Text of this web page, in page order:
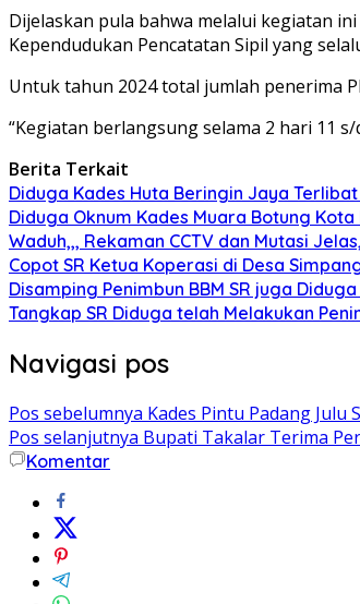
Dijelaskan pula bahwa melalui kegiatan
Kependudukan Pencatatan Sipil yang
Untuk tahun 2024 total jumlah penerima
“Kegiatan berlangsung selama 2 hari 11
Berita Terkait
Diduga Kades Huta Beringin Jaya
Diduga Oknum Kades Muara Botung
Waduh,,, Rekaman CCTV dan Mutasi
Copot SR Ketua Koperasi di Desa
Disamping Penimbun BBM SR juga
Tangkap SR Diduga telah Melakukan
Navigasi pos
Pos sebelumnya Kades Pintu Padang
Pos selanjutnya Bupati Takalar Terima
Komentar